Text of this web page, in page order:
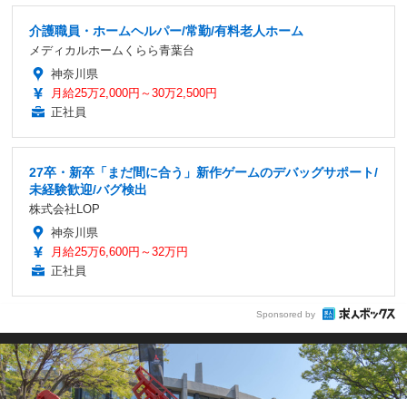
介護職員・ホームヘルパー/常勤/有料老人ホーム
メディカルホームくらら青葉台
神奈川県
月給25万2,000円～30万2,500円
正社員
27卒・新卒「まだ間に合う」新作ゲームのデバッグサポート/
未経験歓迎/バグ検出
株式会社LOP
神奈川県
月給25万6,600円～32万円
正社員
Sponsored by